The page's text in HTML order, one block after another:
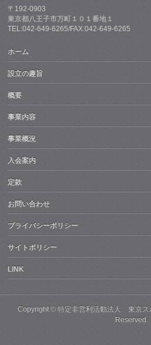
〒192-0903
東京都八王子市万町１０１番地１
TEL:042-649-6265/FAX:042-649-6265
ホーム
設立の趣旨
概要
事業内容
事業概況
入会案内
定款
お問い合わせ
プライバシーポリシー
サイトポリシー
LINK
Copyright ©特定非営利活動法人 東京ス
Reserved.